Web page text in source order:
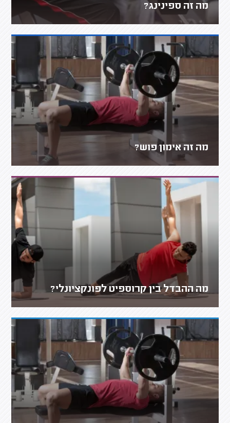
מה זה ספינינג?
מה זה אימון פוש?
מה ההבדל בין קרוספיט לפונקציונלי?